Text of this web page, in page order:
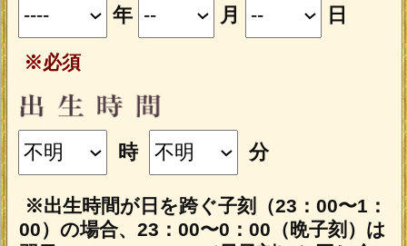
占う前に内容のご確認をお願いします。
ご購入いただくと、サービス・コンテ
ンツの利用料金が発生します。
「一部無料で鑑定する」をタップする
と、鑑定結果の一部を無料でご覧になれ
■最初から有料で結果を見る場合■
と、最初から鑑定結果のすべてをご覧に
なれます。